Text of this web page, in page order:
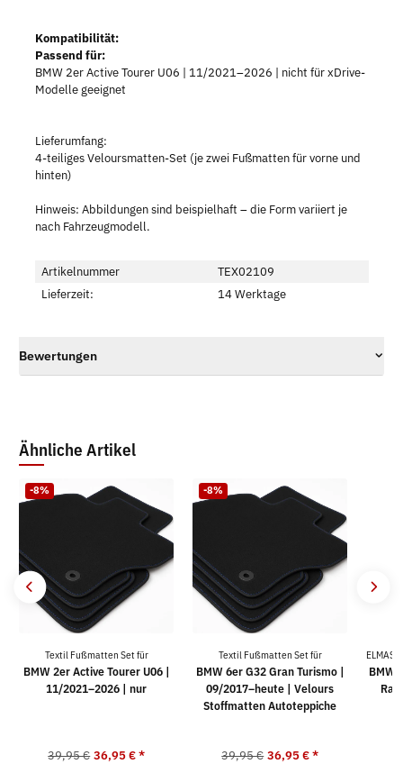
Kompatibilität:
Passend für:
BMW 2er Active Tourer U06 | 11/2021–2026 | nicht für xDrive-
Modelle geeignet
Lieferumfang:
4-teiliges Veloursmatten-Set (je zwei Fußmatten für vorne und
hinten)
Hinweis: Abbildungen sind beispielhaft – die Form variiert je
nach Fahrzeugmodell.
Artikelnummer
TEX02109
Lieferzeit:
14 Werktage
Bewertungen
Ähnliche Artikel
-8%
Textil Fußmatten Set für
BMW 2er Active Tourer U06 |
11/2021–2026 | nur
39,95 € 36,95 €*
-8%
Textil Fußmatten Set für
BMW 6er G32 Gran Turismo |
09/2017–heute | Velours
Stoffmatten Autoteppiche
39,95 € 36,95 €*
BMW